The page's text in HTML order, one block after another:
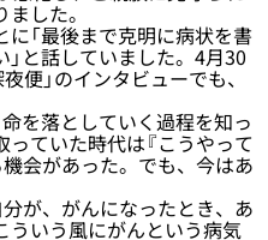
した。
「最後まで克明に病状を書
と話していました。4月30
便」のインタビューでも、
を落としていく過程を知っ
ていた時代は『こうやって
会があった。でも、今はあ
が、がんになったとき、あ
ういう風にがんという病気